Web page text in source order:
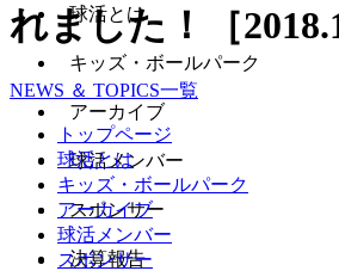
球活とは
キッズ・ボールパーク
アーカイブ
球活メンバー
スポンサー
決算報告
れました！［
NEWS ＆ TOPICS一覧
トップページ
球活とは
キッズ・ボールパーク
アーカイブ
球活メンバー
スポンサー